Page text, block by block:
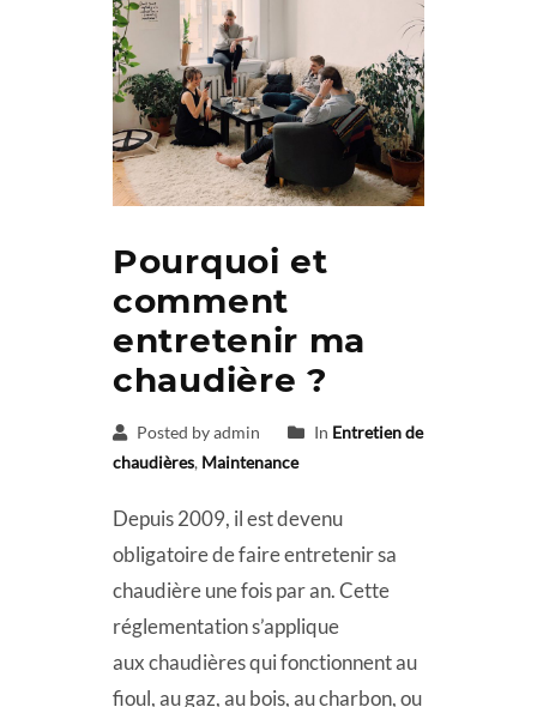
Pourquoi et
comment
entretenir ma
chaudière ?
Posted by admin In Entretien de
chaudières, Maintenance
Depuis 2009, il est devenu
obligatoire de faire entretenir sa
chaudière une fois par an. Cette
réglementation s’applique
aux chaudières qui fonctionnent au
fioul, au gaz, au bois, au charbon, ou